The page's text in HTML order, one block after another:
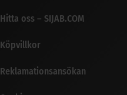
Hitta oss – SIJAB.COM
Köpvillkor
Reklamationsansökan